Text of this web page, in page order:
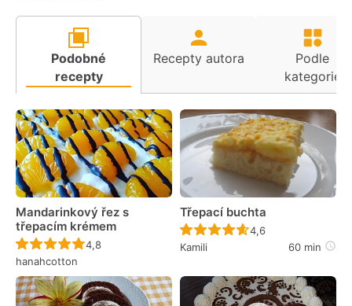
Podobné
recepty
Recepty autora
Podle
kategorie
Mandarinkový řez s
třepacím krémem
Recept ještě nebyl hodnocen
4,8
hanahcotton
Třepací buchta
Recept ještě nebyl
4,6
Kamili
60 min